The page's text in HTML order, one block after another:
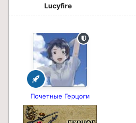
Lucyfire
Почетные Герцоги